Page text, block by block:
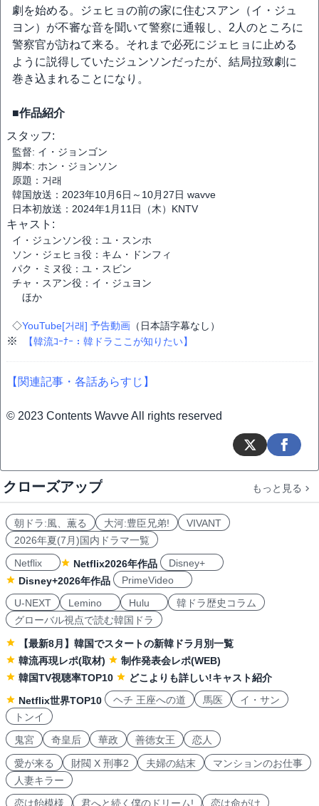
劇を始める。ジェヒョの前の家に住むスアン（イ・ジュ
ヨン）が不審な音を聞いて警察に通報し、2人のところに
警察官が訪ねて来る。それまで必死にジェヒョに止める
ように説得していたジュンソンだったが、結局拉致劇に
巻き込まれることになり。
■作品紹介
スタッフ:
監督: イ・ジョンゴン
脚本: ホン・ジョンソン
原題：거래
韓国放送：2023年10月6日～10月27日 wavve
日本初放送：2024年1月11日（木）KNTV
キャスト:
イ・ジュンソン役：ユ・スンホ
ソン・ジェヒョ役：キム・ドンフィ
パク・ミヌ役：ユ・スビン
チャ・スアン役：イ・ジュヨン
ほか
◇YouTube[거래] 予告動画 （日本語字幕なし）
※ 【韓流ｺｰﾅｰ：韓ドラここが知りたい】
【関連記事・各話あらすじ】
© 2023 Contents Wavve All rights reserved
クローズアップ もっと見る
朝ドラ:風、薫る 大河:豊臣兄弟!
VIVANT
2026年夏(7月)国内ドラマ一覧
Netflix
Netflix2026年作品
Disney+
Disney+2026年作品
PrimeVideo
U-NEXT
Lemino Hulu
韓ドラ歴史コラム
グローバル視点で読む韓国ドラ
【最新8月】韓国でスタートの新韓ドラ月別一覧
韓流再現レポ(取材)
制作発表会レポ(WEB)
韓国TV視聴率TOP10
どこよりも詳しい!キャスト紹介
Netflix世界TOP10
ヘチ 王座への道 馬医
イ・サン
トンイ
鬼宮
奇皇后 華政 善徳女王 恋人
愛が来る 財閥 X 刑事2 夫婦の結末
マンションのお仕事
人妻キラー
恋は飴模様
君へと続く僕のドリーム! 恋は命がけ